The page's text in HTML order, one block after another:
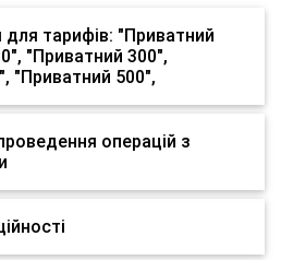
тарифів: "Приватний
"Приватний 300",
"Приватний 500",
операцій з